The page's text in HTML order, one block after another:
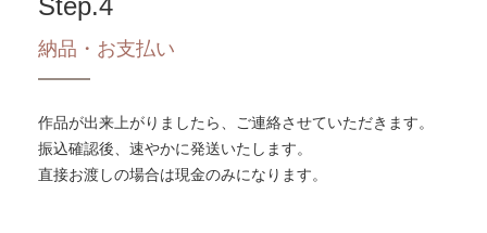
納品・お支払い
作品が出来上がりましたら、ご連絡させていただきます。
振込確認後、速やかに発送いたします。
直接お渡しの場合は現金のみになります。